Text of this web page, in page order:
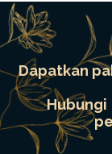
Dapatkan
Hubungi